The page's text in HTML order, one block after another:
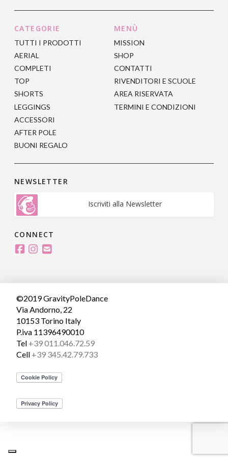
del
prodotto
del
prodotto
CATEGORIE
TUTTI I PRODOTTI
AERIAL
COMPLETI
TOP
SHORTS
LEGGINGS
ACCESSORI
AFTER POLE
BUONI REGALO
MENÙ
MISSION
SHOP
CONTATTI
RIVENDITORI E SCUOLE
AREA RISERVATA
TERMINI E CONDIZIONI
NEWSLETTER
Iscriviti alla Newsletter
CONNECT
©2019 GravityPoleDance
Via Andorno, 22
10153 Torino Italy
P.iva 11396490010
Tel +39 011.046.72.59
Cell +39 345.42.79.733